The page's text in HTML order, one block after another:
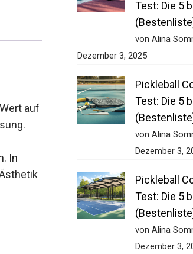
Test: Die 5
(Bestenliste)
von Alina
Dezember 3, 2025
Pickleball
Test: Die 5
(Bestenliste)
von Alina
Dezember 3,
Pickleball
Test: Die 5
(Bestenliste)
von Alina
Dezember 3,